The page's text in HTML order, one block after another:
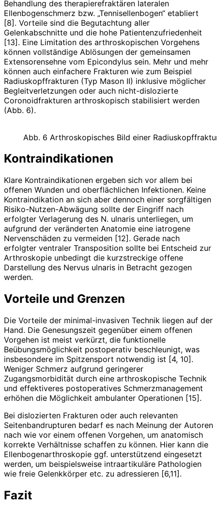
Behandlung des therapierefraktären lateralen
Ellenbogenschmerz bzw. „Tennisellenbogen“ etabliert
[8]. Vorteile sind die Begutachtung aller
Gelenkabschnitte und die hohe Patientenzufriedenheit
[13]. Eine Limitation des arthroskopischen Vorgehens
können vollständige Ablösungen der gemein­samen
Extensorensehne vom Epicondylus sein. Mehr und mehr
können auch einfachere Frakturen wie zum Beispiel
Radiuskopffrakturen (Typ Mason II) inklusive möglicher
Begleitverletzungen oder auch nicht-dislozierte
Coronoidfrakturen arthroskopisch stabilisiert werden
(Abb. 6).
Abb. 6 Arthroskopisches Bild einer
Kontraindikationen
Klare Kontraindikationen ergeben sich vor allem bei
offenen Wunden und oberflächlichen Infektionen. Keine
Kontraindikation an sich aber dennoch einer sorgfältigen
Risiko-Nutzen-Abwägung sollte der Eingriff nach
erfolgter Verlagerung des N. ulnaris unterliegen, um
aufgrund der veränderten Anatomie eine iatrogene
Nervenschäden zu vermeiden [12]. Gerade nach
erfolgter ventraler Transposition sollte bei Entscheid zur
Arthroskopie unbedingt die kurzstreckige offene
Darstellung des Nervus ulnaris in Betracht gezogen
werden.
Vorteile und Grenzen
Die Vorteile der minimal-invasiven Technik liegen auf der
Hand. Die Genesungszeit gegenüber einem offenen
Vorgehen ist meist verkürzt, die funktionelle
Beübungsmöglichkeit postoperativ beschleunigt, was
insbesondere im Spitzensport notwendig ist [4, 10].
Weniger Schmerz aufgrund geringerer
Zugangsmorbidität durch eine arthroskopische Technik
und effektiveres postoperatives Schmerzmanagement
erhöhen die Möglichkeit ambulanter Operationen [15].
Bei dislozierten Frakturen oder auch relevanten
Seitenbandrupturen bedarf es nach Meinung der Autoren
nach wie vor einem offenen Vorgehen, um anatomisch
korrekte Verhältnisse schaffen zu können. Hier kann die
Ellenbogenarthro­skopie ggf. unterstützend eingesetzt
werden, um beispielsweise intra­artikuläre Pathologien
wie freie Gelenkkörper etc. zu adressieren [6,11].
Fazit